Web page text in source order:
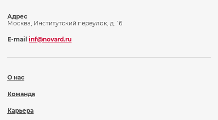
О нас
Команда
Карьера
Адрес
Москва, Институтский переулок, д. 16
E-mail inf@novard.ru